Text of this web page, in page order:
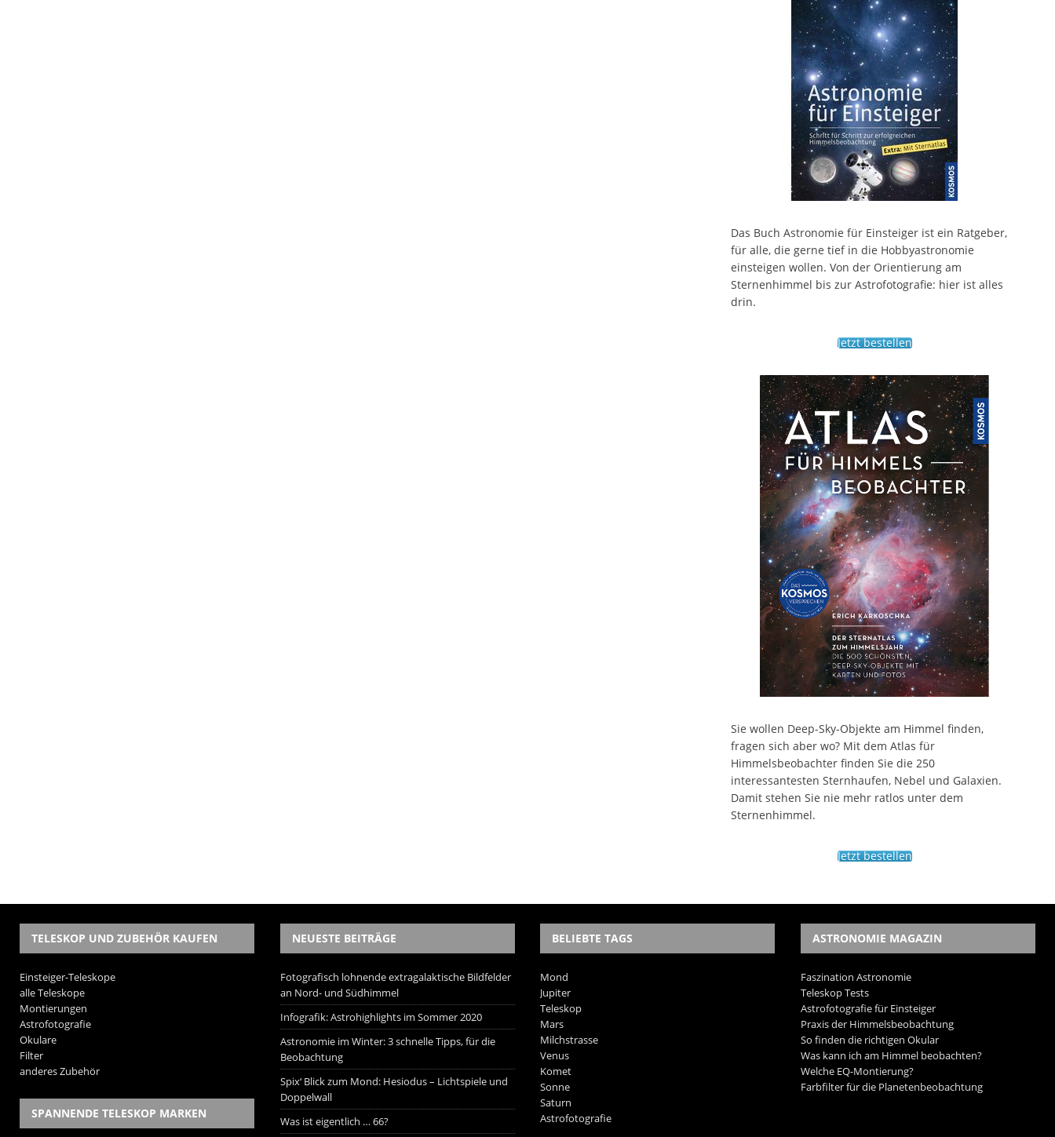
Das Buch Astronomie für Einsteiger ist ein Ratgeber,
für alle, die gerne tief in die Hobbyastronomie
einsteigen wollen. Von der Orientierung am
Sternenhimmel bis zur Astrofotografie: hier ist alles
drin.
Jetzt bestellen
Sie wollen Deep-Sky-Objekte am Himmel finden,
fragen sich aber wo? Mit dem Atlas für
Himmelsbeobachter finden Sie die 250
interessantesten Sternhaufen, Nebel und Galaxien.
Damit stehen Sie nie mehr ratlos unter dem
Sternenhimmel.
Jetzt bestellen
TELESKOP UND ZUBEHÖR KAUFEN
Einsteiger-Teleskope
alle Teleskope
Montierungen
Astrofotografie
Okulare
Filter
anderes Zubehör
SPANNENDE TELESKOP MARKEN
NEUESTE BEITRÄGE
Fotografisch lohnende extragalaktische Bildfelder
an Nord- und Südhimmel
Infografik: Astrohighlights im Sommer 2020
Astronomie im Winter: 3 schnelle Tipps, für die
Beobachtung
Spix‘ Blick zum Mond: Hesiodus – Lichtspiele und
Doppelwall
Was ist eigentlich … 66?
BELIEBTE TAGS
Mond
Jupiter
Teleskop
Mars
Milchstrasse
Venus
Komet
Sonne
Saturn
Astrofotografie
ASTRONOMIE MAGAZIN
Faszination Astronomie
Teleskop Tests
Astrofotografie für Einsteiger
Praxis der Himmelsbeobachtung
So finden die richtigen Okular
Was kann ich am Himmel beobachten?
Welche EQ-Montierung?
Farbfilter für die Planetenbeobachtung